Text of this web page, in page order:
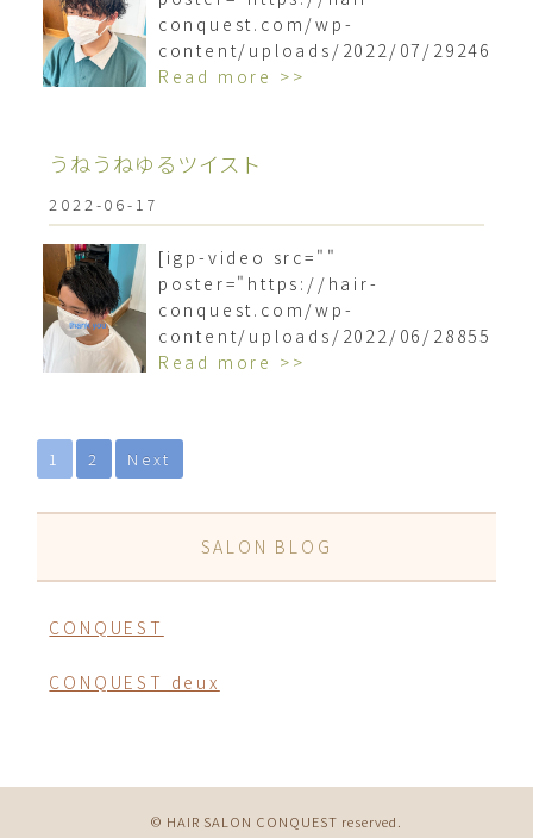
conquest.com/wp-
content/uploads/2022/07/
Read more >>
うねうねゆるツイスト︎
2022-06-17
[igp-video src=""
poster="https://hair-
conquest.com/wp-
content/uploads/2022/06/
Read more >>
1 2 Next
SALON BLOG
CONQUEST
CONQUEST deux
© HAIR SALON CONQUEST reserved.